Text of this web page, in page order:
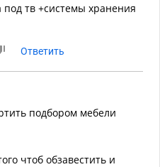
тв +системы хранения
Ответить
подбором мебели
чтоб обзавестить и